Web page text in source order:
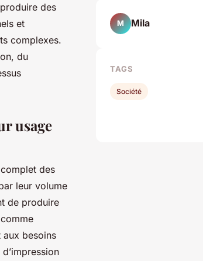
des
et
complexes.
du
usage
des
leur volume
de produire
aux besoins
M Mila
TAGS
Société